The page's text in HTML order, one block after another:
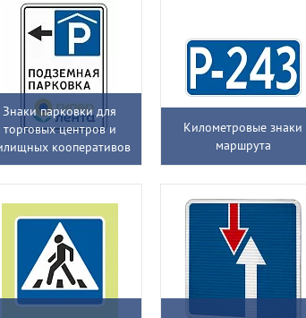
Знаки парковки для
торговых центров и
кооперативов
Километровые знаки
маршрута